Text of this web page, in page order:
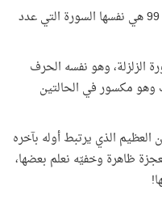
فكيف تفسّر حقيقة أن السورة التي رقمها 99 هي نفسها السورة التي عدد
الزلزلة، وهو نفسه الحرف
وهو مكسور في الحالتين
العظيم الذي يرتبط أوله بآخره
ظاهرة وخفيّه نعلم بعضها،